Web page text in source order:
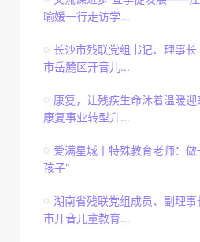
喻媛一行走访学...
长沙市残联党组书记、理事
市岳麓区开音儿...
康复，让残疾生命沐着温暖
康复事业转型升...
爱满星城丨特殊教育老师：
孩子”
湖南省残联党组成员、副理
市开音儿童教育...